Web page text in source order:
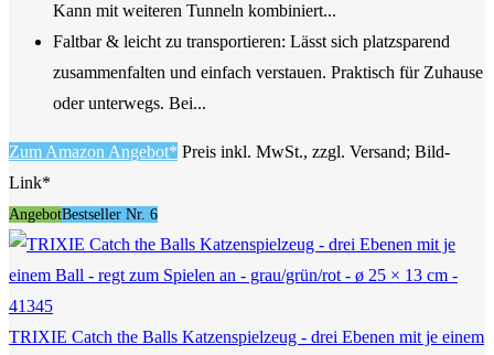
Kann mit weiteren Tunneln kombiniert...
Faltbar & leicht zu transportieren: Lässt sich platzsparend
zusammenfalten und einfach verstauen. Praktisch für Zuhause
oder unterwegs. Bei...
Zum Amazon Angebot* Preis inkl. MwSt., zzgl. Versand; Bild-
Link*
AngebotBestseller Nr. 6
TRIXIE Catch the Balls Katzenspielzeug - drei Ebenen mit je einem